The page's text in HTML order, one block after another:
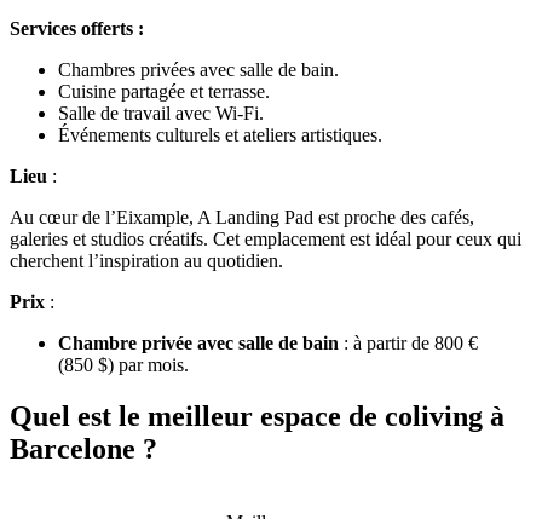
Services offerts :
Chambres privées avec salle de bain.
Cuisine partagée et terrasse.
Salle de travail avec Wi-Fi.
Événements culturels et ateliers artistiques.
Lieu :
Au cœur de l’Eixample, A Landing Pad est proche des cafés,
galeries et studios créatifs. Cet emplacement est idéal pour ceux qui
cherchent l’inspiration au quotidien.
Prix :
Chambre privée avec salle de bain : à partir de 800 €
(850 $) par mois.
Quel est le meilleur espace de coliving à
Barcelone ?